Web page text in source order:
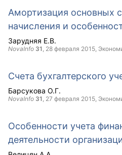
Амортизация основных
начисления и
Зарудняя Е.В.
NovaInfo 31, 28 февраля 2015,
Счета бухгалтерского
Барсукова О.Г.
NovaInfo 31, 27 февраля 2015,
Особенности учета
деятельности